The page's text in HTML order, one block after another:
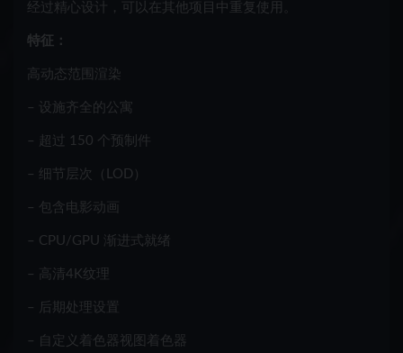
经过精心设计，可以在其他项目中重复使用。
特征：
高动态范围渲染
– 设施齐全的公寓
– 超过 150 个预制件
– 细节层次（LOD）
– 包含电影动画
– CPU/GPU 渐进式就绪
– 高清4K纹理
– 后期处理设置
– 自定义着色器视图着色器